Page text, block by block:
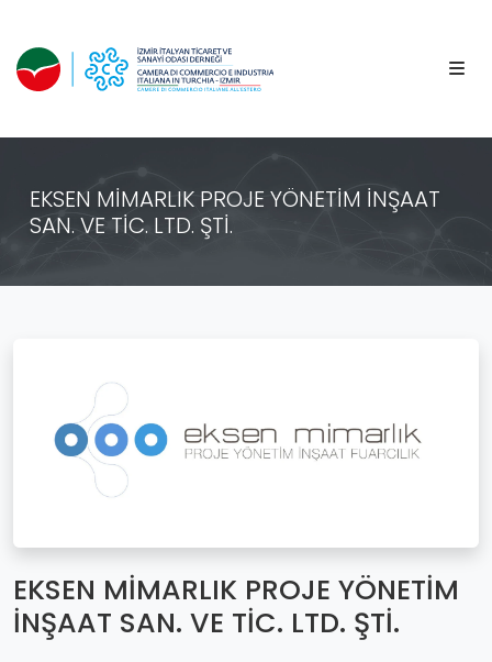
EKSEN MİMARLIK PROJE YÖNETİM İNŞAAT
SAN. VE TİC. LTD. ŞTİ.
EKSEN MİMARLIK PROJE YÖNETİM
İNŞAAT SAN. VE TİC. LTD. ŞTİ.